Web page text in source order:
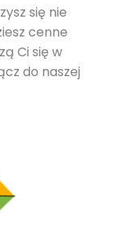
się nie
cenne
Ci się w
do naszej